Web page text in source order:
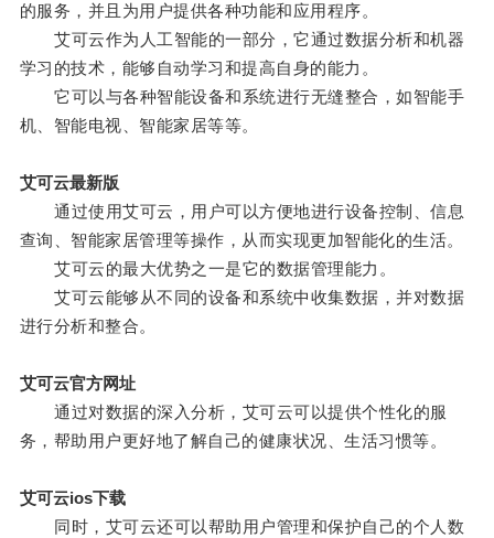
的服务，并且为用户提供各种功能和应用程序。
艾可云作为人工智能的一部分，它通过数据分析和机器
学习的技术，能够自动学习和提高自身的能力。
它可以与各种智能设备和系统进行无缝整合，如智能手
机、智能电视、智能家居等等。
艾可云最新版
通过使用艾可云，用户可以方便地进行设备控制、信息
查询、智能家居管理等操作，从而实现更加智能化的生活。
艾可云的最大优势之一是它的数据管理能力。
艾可云能够从不同的设备和系统中收集数据，并对数据
进行分析和整合。
艾可云官方网址
通过对数据的深入分析，艾可云可以提供个性化的服
务，帮助用户更好地了解自己的健康状况、生活习惯等。
艾可云ios下载
同时，艾可云还可以帮助用户管理和保护自己的个人数